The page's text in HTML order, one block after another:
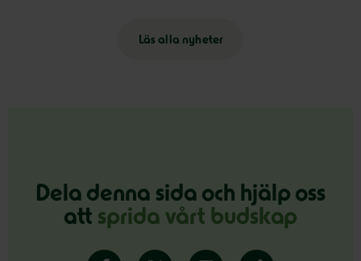
Läs alla nyheter
Dela denna sida och hjälp oss
att sprida vårt budskap